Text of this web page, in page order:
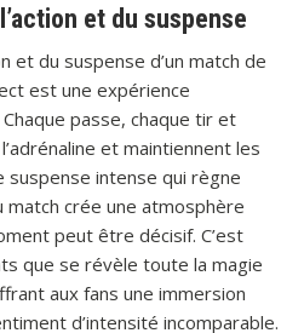
et du suspense
et du suspense d’un match de
est une expérience
passe, chaque tir et
et maintiennent les
suspense intense qui règne
crée une atmosphère
peut être décisif. C’est
que se révèle toute la magie
aux fans une immersion
d’intensité incomparable.